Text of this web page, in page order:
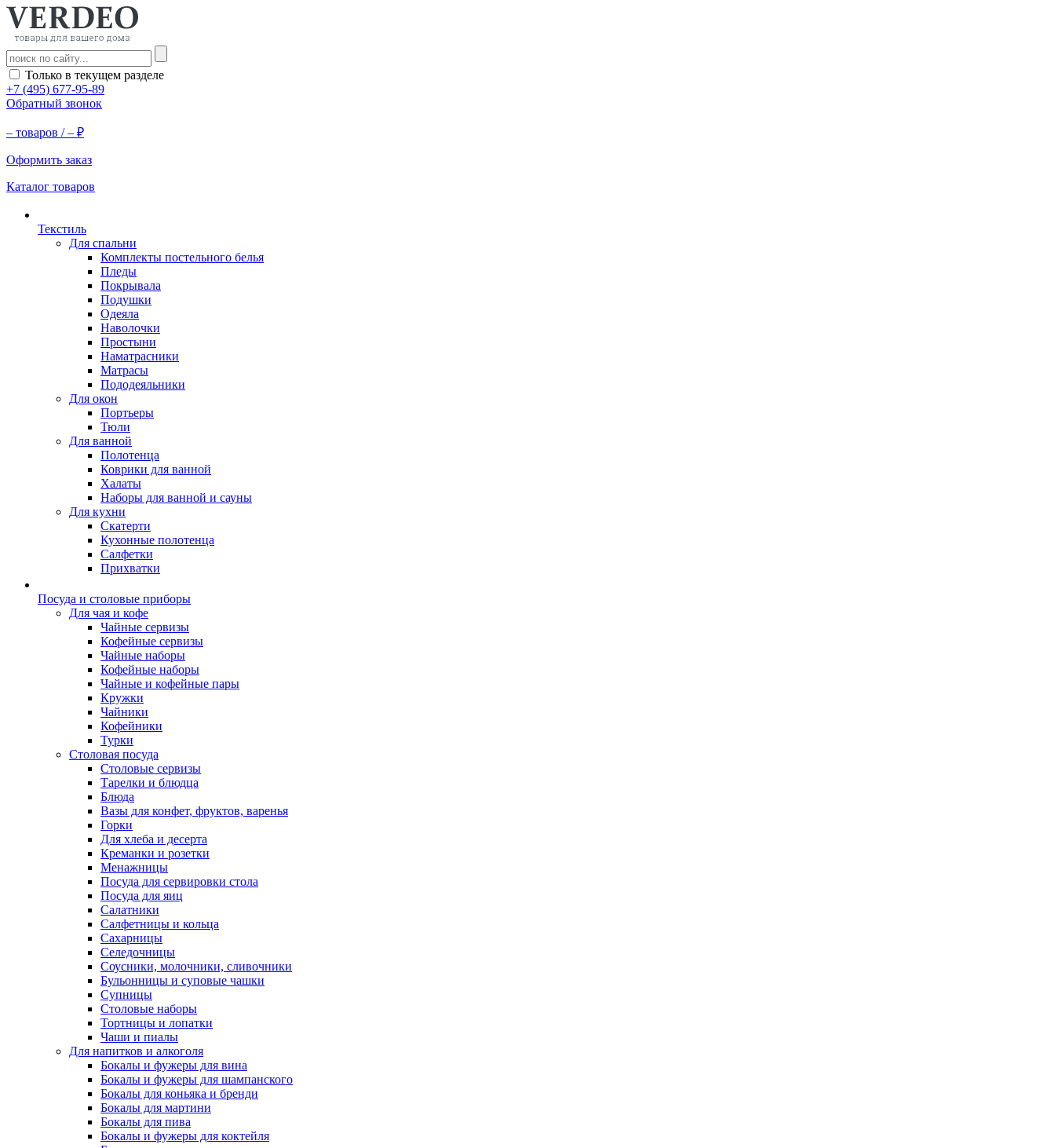
Только в текущем разделе
+7 (495) 677-95-89
Обратный звонок
– товаров /– ₽
Оформить заказ
Каталог товаров
Текстиль
Для спальни
Комплекты постельного белья
Пледы
Покрывала
Подушки
Одеяла
Наволочки
Простыни
Наматрасники
Матрасы
Пододеяльники
Для окон
Портьеры
Тюли
Для ванной
Полотенца
Коврики для ванной
Халаты
Наборы для ванной и сауны
Для кухни
Скатерти
Кухонные полотенца
Салфетки
Прихватки
Посуда и столовые приборы
Для чая и кофе
Чайные сервизы
Кофейные сервизы
Чайные наборы
Кофейные наборы
Чайные и кофейные пары
Кружки
Чайники
Кофейники
Турки
Столовая посуда
Столовые сервизы
Тарелки и блюдца
Блюда
Вазы для конфет, фруктов, варенья
Горки
Для хлеба и десерта
Креманки и розетки
Менажницы
Посуда для сервировки стола
Посуда для яиц
Салатники
Салфетницы и кольца
Сахарницы
Селедочницы
Соусники, молочники, сливочники
Бульонницы и суповые чашки
Супницы
Столовые наборы
Тортницы и лопатки
Чаши и пиалы
Для напитков и алкоголя
Бокалы и фужеры для вина
Бокалы и фужеры для шампанского
Бокалы для коньяка и бренди
Бокалы для мартини
Бокалы для пива
Бокалы и фужеры для коктейля